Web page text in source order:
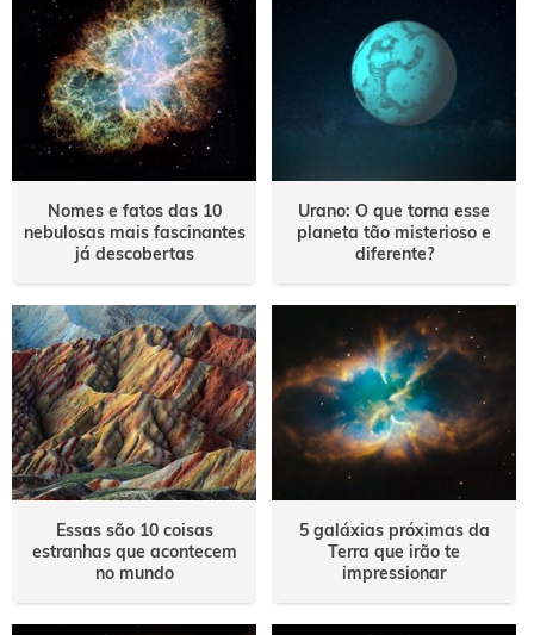
Nomes e fatos das 10
nebulosas mais fascinantes
já descobertas
Urano: O que torna esse
planeta tão misterioso e
diferente?
Essas são 10 coisas
estranhas que acontecem
no mundo
5 galáxias próximas da
Terra que irão te
impressionar